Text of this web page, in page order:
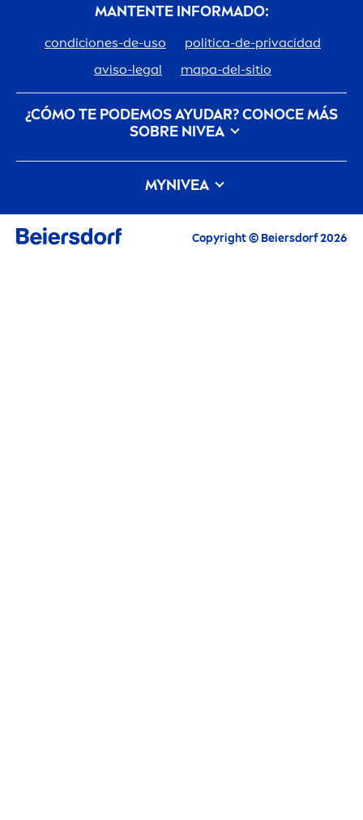
MANTENTE INFORMADO:
condiciones-de-uso
politica-de-privacidad
aviso-legal
mapa-del-sitio
¿CÓMO TE PODEMOS AYUDAR? CONOCE MÁS
SOBRE NIVEA
Descubre la Historia de tu marca de confianza
Trabajar en Beiersdorf
Cómo cuidaNIVEAel planeta Contacto
MYNIVEA
Las últimas novedades, consejos para cuidarte,
Copyright © Beiersdorf 2026